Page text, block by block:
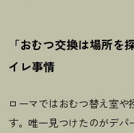
「おむつ交換は場所を
イレ事情
ローマではおむつ替え室
す。唯一見つけたのがデパ